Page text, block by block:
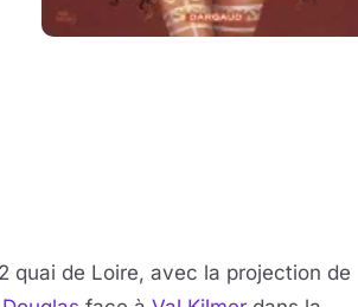
quai de Loire, avec la projection de